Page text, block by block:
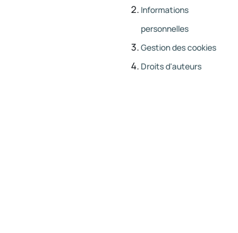
Informations
personnelles
Gestion des cookies
Droits d'auteurs